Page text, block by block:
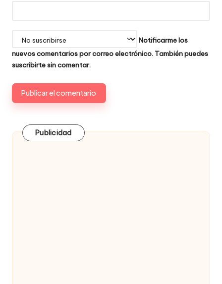
Notificarme los
nuevos comentarios por correo electrónico. También puedes
suscribirtesin comentar.
Publicidad